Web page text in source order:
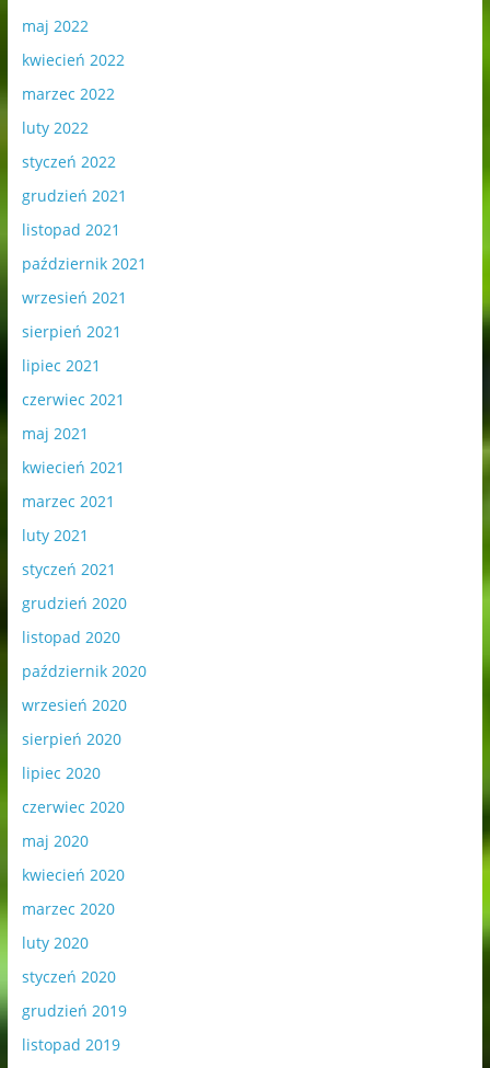
maj 2022
kwiecień 2022
marzec 2022
luty 2022
styczeń 2022
grudzień 2021
listopad 2021
październik 2021
wrzesień 2021
sierpień 2021
lipiec 2021
czerwiec 2021
maj 2021
kwiecień 2021
marzec 2021
luty 2021
styczeń 2021
grudzień 2020
listopad 2020
październik 2020
wrzesień 2020
sierpień 2020
lipiec 2020
czerwiec 2020
maj 2020
kwiecień 2020
marzec 2020
luty 2020
styczeń 2020
grudzień 2019
listopad 2019